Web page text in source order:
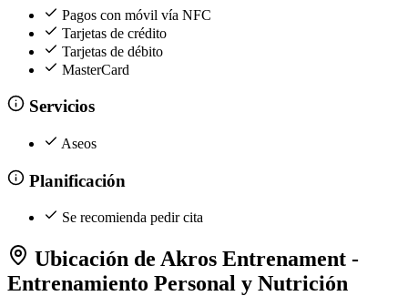
Pagos con móvil vía NFC
Tarjetas de crédito
Tarjetas de débito
MasterCard
Servicios
Aseos
Planificación
Se recomienda pedir cita
Ubicación de Akros Entrenament -
Entrenamiento Personal y Nutrición